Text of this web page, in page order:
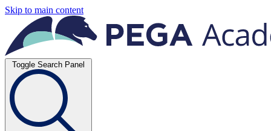
Skip to main content
Toggle Search Panel